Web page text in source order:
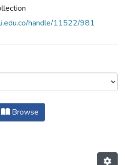
handle/11522/981
de Empresas
Browse